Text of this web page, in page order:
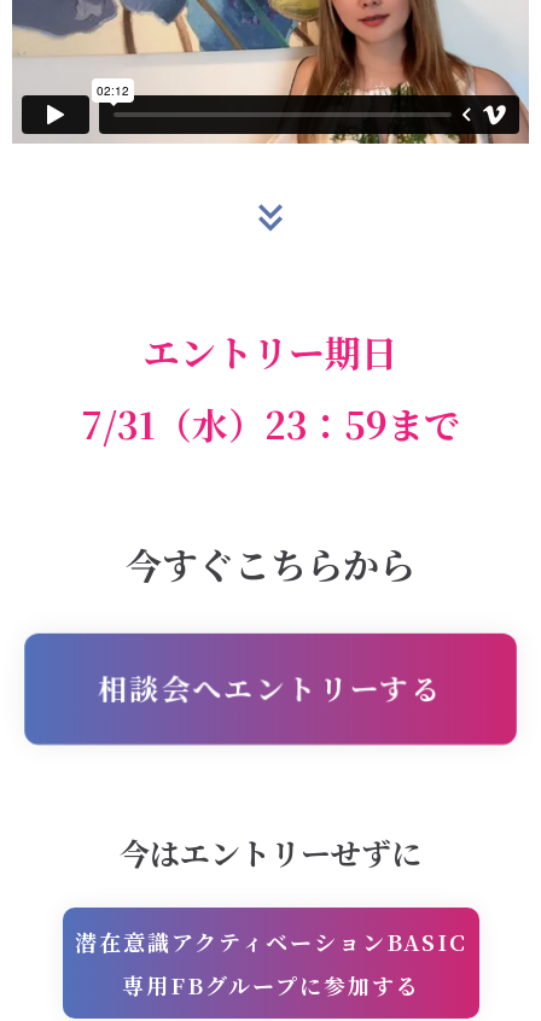
エントリー期日
7/31（水）23：59まで
今すぐこちらから
相談会へエントリーする
今はエントリーせずに
潜在意識アクティベーションBASIC
専用FBグループに参加する